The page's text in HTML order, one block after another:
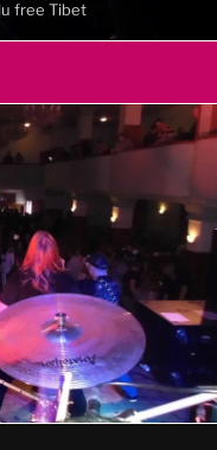
free Tibet